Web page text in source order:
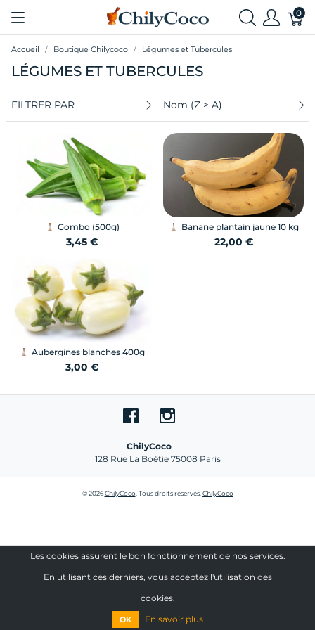
0
Accueil Boutique Chilycoco Légumes et Tubercules
LÉGUMES ET TUBERCULES
FILTRER PAR Nom (Z > A)
Gombo (500g)
3,45 €
Banane plantain jaune 10 kg
22,00 €
Aubergines blanches 400g
3,00 €
ChilyCoco
128 Rue La Boétie 75008 Paris
© 2026ChilyCoco. Tous droits réservés. ChilyCoco
Les cookies assurent le bon fonctionnement de nos services.
En utilisant ces derniers, vous acceptez l'utilisation des
cookies.
OK En savoir plus